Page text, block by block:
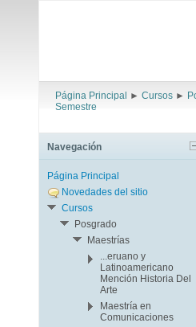
Página Principal ► Cursos ►
Semestre
Navegación
Página Principal
Novedades del sitio
Cursos
Posgrado
Maestrías
...eruano y
Latinoamericano
Mención Historia Del
Arte
Maestría en
Comunicaciones